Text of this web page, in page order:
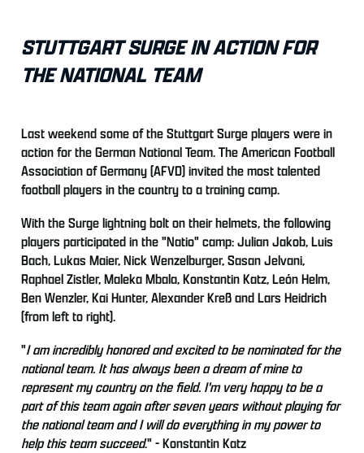
STUTTGART SURGE IN ACTION FOR
THE NATIONAL TEAM
Last weekend some of the Stuttgart Surge players were in
action for the German National Team. The American Football
Association of Germany (AFVD) invited the most talented
football players in the country to a training camp.
With the Surge lightning bolt on their helmets, the following
players participated in the "Natio" camp: Julian Jakob, Luis
Bach, Lukas Maier, Nick Wenzelburger, Sasan Jelvani,
Raphael Zistler, Maleka Mbala, Konstantin Katz, León Helm,
Ben Wenzler, Kai Hunter, Alexander Kreß and Lars Heidrich
(from left to right).
"I am incredibly honored and excited to be nominated for the
national team. It has always been a dream of mine to
represent my country on the field. I'm very happy to be a
part of this team again after seven years without playing for
the national team and I will do everything in my power to
help this team succeed." - Konstantin Katz